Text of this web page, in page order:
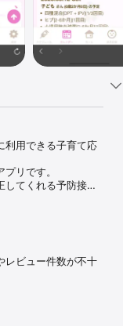
利用できる子育て応
リです。
てくれる予防接種
レビュー件数が不十